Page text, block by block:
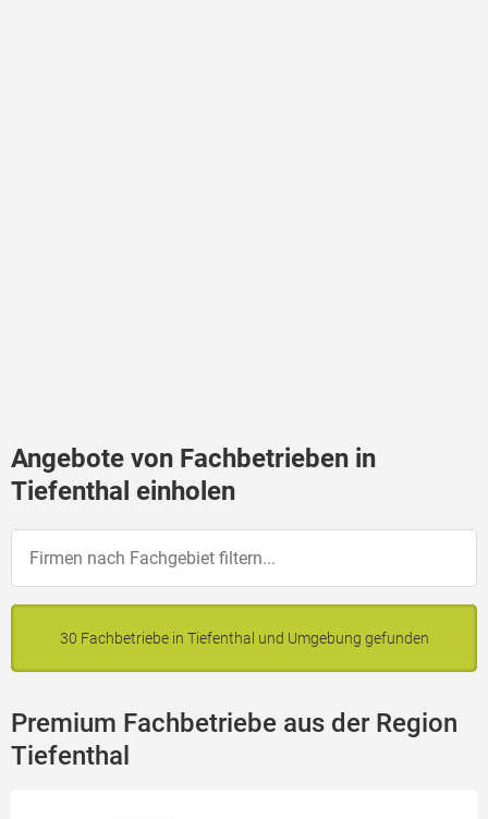
Angebote von Fachbetrieben in
Tiefenthal einholen
30 Fachbetriebe in Tiefenthal und Umgebung gefunden
Premium Fachbetriebe aus der Region
Tiefenthal